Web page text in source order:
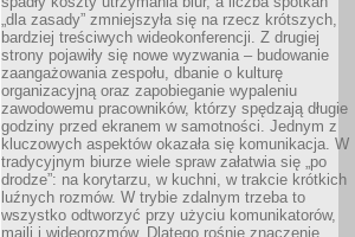
„dla zasady” zmniejszyła się na rzecz krótszych,
bardziej treściwych wideokonferencji. Z drugiej
strony pojawiły się nowe wyzwania – budowanie
zaangażowania zespołu, dbanie o kulturę
organizacyjną oraz zapobieganie wypaleniu
zawodowemu pracowników, którzy spędzają długie
godziny przed ekranem w samotności. Jednym z
kluczowych aspektów okazała się komunikacja. W
tradycyjnym biurze wiele spraw załatwia się „po
drodze”: na korytarzu, w kuchni, w trakcie krótkich
luźnych rozmów. W trybie zdalnym trzeba to
wszystko odtworzyć przy użyciu komunikatorów,
maili i wideorozmów. Dlatego rośnie znaczenie